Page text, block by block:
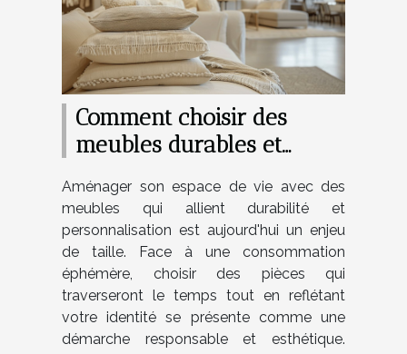
Comment choisir des
meubles durables et
votre maison
Aménager son espace de vie avec des
meubles qui allient durabilité et
personnalisation est aujourd'hui un enjeu
de taille. Face à une consommation
éphémère, choisir des pièces qui
traverseront le temps tout en reflétant
votre identité se présente comme une
démarche responsable et esthétique.